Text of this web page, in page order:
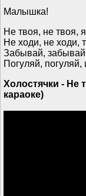
Малышка!
Не твоя, не твоя,
Не ходи, не ходи,
Забывай,
Погуляй, погуляй,
Холостячки - Не
караоке)